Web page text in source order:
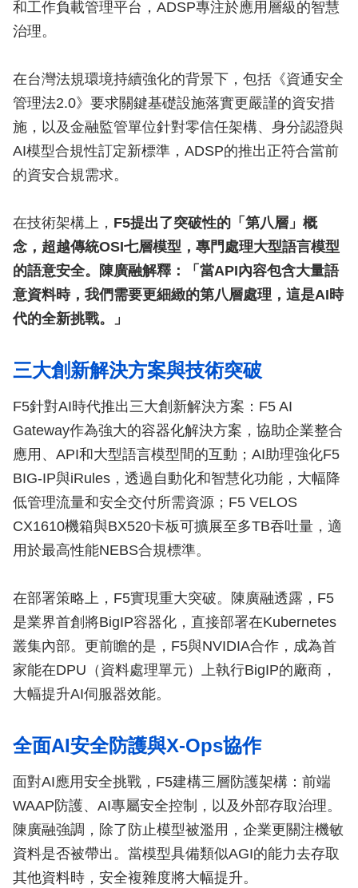
和工作負載管理平台，ADSP專注於應用層級的智慧
治理。
在台灣法規環境持續強化的背景下，包括《資通安全
管理法2.0》要求關鍵基礎設施落實更嚴謹的資安措
施，以及金融監管單位針對零信任架構、身分認證與
AI模型合規性訂定新標準，ADSP的推出正符合當前
的資安合規需求。
在技術架構上， F5提出了突破性的「第八層」概
念，超越傳統OSI七層模型，專門處理大型語言模型
的語意安全。陳廣融解釋：「當API內容包含大量語
意資料時，我們需要更細緻的第八層處理，這是AI時
代的全新挑戰。」
三大創新解決方案與技術突破
F5針對AI時代推出三大創新解決方案：F5 AI
Gateway作為強大的容器化解決方案，協助企業整合
應用、API和大型語言模型間的互動；AI助理強化F5
BIG-IP與iRules，透過自動化和智慧化功能，大幅降
低管理流量和安全交付所需資源；F5 VELOS
CX1610機箱與BX520卡板可擴展至多TB吞吐量，適
用於最高性能NEBS合規標準。
在部署策略上，F5實現重大突破。陳廣融透露，F5
是業界首創將BigIP容器化，直接部署在Kubernetes
叢集內部。更前瞻的是，F5與NVIDIA合作，成為首
家能在DPU（資料處理單元）上執行BigIP的廠商，
大幅提升AI伺服器效能。
全面AI安全防護與X-Ops協作
面對AI應用安全挑戰，F5建構三層防護架構：前端
WAAP防護、AI專屬安全控制，以及外部存取治理。
陳廣融強調，除了防止模型被濫用，企業更關注機敏
資料是否被帶出。當模型具備類似AGI的能力去存取
其他資料時，安全複雜度將大幅提升。